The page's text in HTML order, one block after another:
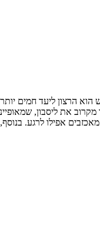
ליעד חמים
את ליסבון,
אפילו לרגע.